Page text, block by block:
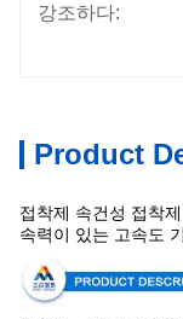
강조하다:
Product
접착제 속건성 접착
속력이 있는 고속도